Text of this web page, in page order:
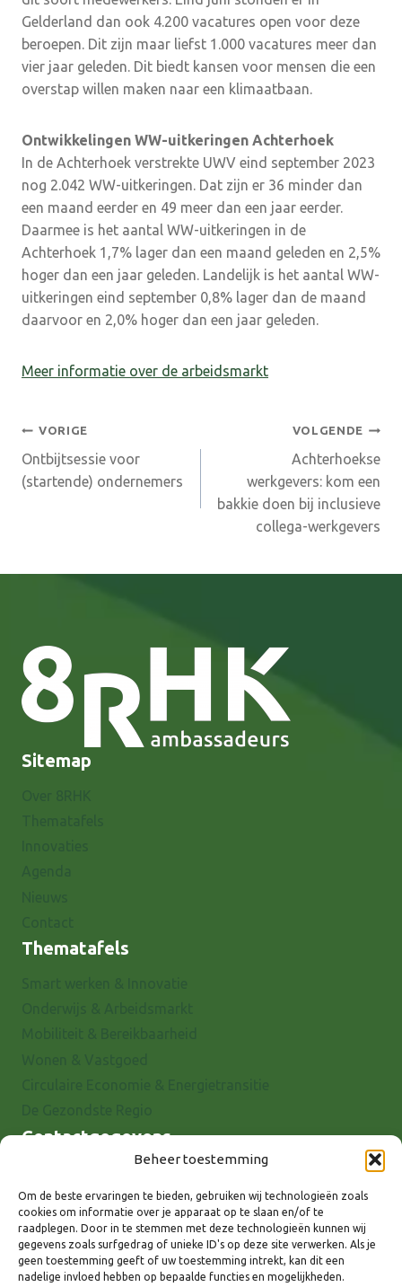
Beheer toestemming
Om de beste ervaringen te bieden, gebruiken wij technologieën zoals
cookies om informatie over je apparaat op te slaan en/of te
raadplegen. Door in te stemmen met deze technologieën kunnen wij
gegevens zoals surfgedrag of unieke ID's op deze site verwerken. Als je
geen toestemming geeft of uw toestemming intrekt, kan dit een
nadelige invloed hebben op bepaalde functies en mogelijkheden.
Gelderland dan ook 4.200 vacatures open voor deze
beroepen. Dit zijn maar liefst 1.000 vacatures meer dan
vier jaar geleden. Dit biedt kansen voor mensen die een
overstap willen maken naar een klimaatbaan.
Ontwikkelingen WW-uitkeringen Achterhoek
In de Achterhoek verstrekte UWV eind september 2023
nog 2.042 WW-uitkeringen. Dat zijn er 36 minder dan
een maand eerder en 49 meer dan een jaar eerder.
Daarmee is het aantal WW-uitkeringen in de
Achterhoek 1,7% lager dan een maand geleden en 2,5%
hoger dan een jaar geleden. Landelijk is het aantal WW-
uitkeringen eind september 0,8% lager dan de maand
daarvoor en 2,0% hoger dan een jaar geleden.
Meer informatie over de arbeidsmarkt
Bericht
navigatie
VORIGE
Ontbijtsessie voor
(startende) ondernemers
VOLGENDE
Achterhoekse
werkgevers: kom een
bakkie doen bij inclusieve
collega-werkgevers
Sitemap
Thematafels
Contactgegevens
7001 EX Doetinchem
E-mail: info@8rhk.nl
Telefoonnummers
Privacyverklaring